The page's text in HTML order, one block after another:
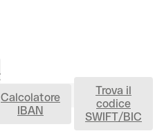
IBAN
Calcolatore
IBAN
Trova il
codice
SWIFT/BIC